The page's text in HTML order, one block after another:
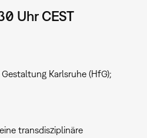
Uhr CEST
Karlsruhe (HfG);
transdisziplinäre